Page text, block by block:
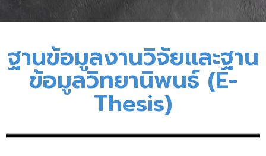
ฐานข้อมูลงานวิจัยและฐาน
ข้อมูลวิทยานิพนธ์ (E-
Thesis)